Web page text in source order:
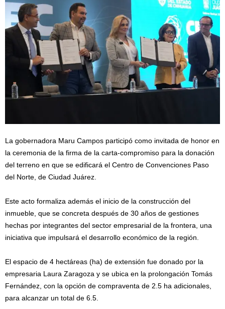
La gobernadora Maru Campos participó como invitada de honor en
la ceremonia de la firma de la carta-compromiso para la donación
del terreno en que se edificará el Centro de Convenciones Paso
del Norte, de Ciudad Juárez.
Este acto formaliza además el inicio de la construcción del
inmueble, que se concreta después de 30 años de gestiones
hechas por integrantes del sector empresarial de la frontera, una
iniciativa que impulsará el desarrollo económico de la región.
El espacio de 4 hectáreas (ha) de extensión fue donado por la
empresaria Laura Zaragoza y se ubica en la prolongación Tomás
Fernández, con la opción de compraventa de 2.5 ha adicionales,
para alcanzar un total de 6.5.